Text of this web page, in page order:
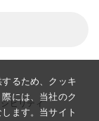
ビリティ
るため、クッキ
には、当社のク
ます。当サイト